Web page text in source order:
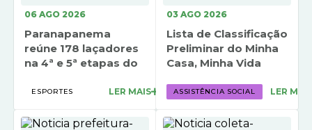
Ouvidoria / SIC
Fale Conosco
Leis Municipais
Legislação
Carta de Serviços
06 AGO 2026
Paranapanema
reúne 178 laçadores
na 4ª e 5ª etapas do
ESPORTES LER MAIS
03 AGO 2026
Lista de Classificação
Preliminar do Minha
Casa, Minha Vida
ASSISTÊNCIA SOCIAL LER